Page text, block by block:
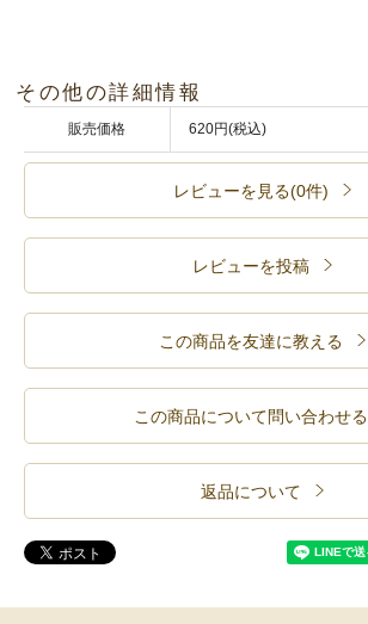
その他の詳細情報
販売価格 620円(税込)
レビューを見る(0件)
レビューを投稿
この商品を友達に教える
この商品について問い合わせる
返品について